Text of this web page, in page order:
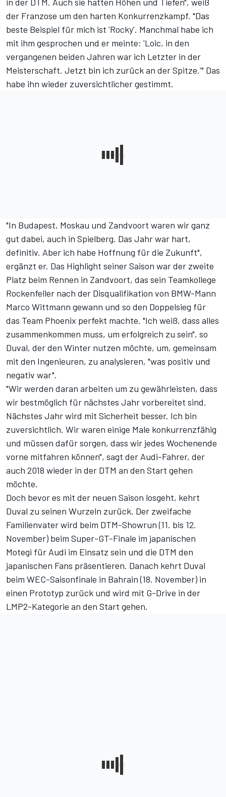
der Franzose um den harten Konkurrenzkampf. ​"Das
beste Beispiel für mich ist 'Rocky'. Manchmal habe ich
mit ihm gesprochen und er meinte: 'Loic, in den
vergangenen beiden Jahren war ich Letzter in der
Meisterschaft. Jetzt bin ich zurück an der Spitze.'​" Das
habe ihn wieder zuversichtlicher gestimmt.
​"In Budapest, Moskau und Zandvoort waren wir ganz
gut dabei, auch in Spielberg. Das Jahr war hart,
definitiv. Aber ich habe Hoffnung für die Zukunft​",
ergänzt er. Das Highlight seiner Saison war der zweite
Platz beim Rennen in Zandvoort, das sein Teamkollege
Rockenfeller nach der Disqualifikation von BMW-Mann
Marco Wittmann gewann und so den Doppelsieg für
das Team Phoenix perfekt machte. ​"Ich weiß, dass alles
zusammenkommen muss, um erfolgreich zu sein​", so
Duval, der den Winter nutzen möchte, um, gemeinsam
mit den Ingenieuren, zu analysieren, ​"was positiv und
negativ war​".
​"Wir werden daran arbeiten um zu gewährleisten, dass
wir bestmöglich für nächstes Jahr vorbereitet sind.
Nächstes Jahr wird mit Sicherheit besser. Ich bin
zuversichtlich. Wir waren einige Male konkurrenzfähig
und müssen dafür sorgen, dass wir jedes Wochenende
vorne mitfahren können​", sagt der Audi-Fahrer, der
auch 2018 wieder in der DTM an den Start gehen
möchte.
Doch bevor es mit der neuen Saison losgeht, kehrt
Duval zu seinen Wurzeln zurück. Der zweifache
Familienvater wird beim DTM-Showrun (11. bis 12.
November) beim Super-GT-Finale im japanischen
Motegi für Audi im Einsatz sein und die DTM den
japanischen Fans präsentieren. Danach kehrt Duval
beim WEC-Saisonfinale in Bahrain (18. November) in
einen Prototyp zurück und wird mit G-Drive in der
LMP2-Kategorie an den Start gehen.